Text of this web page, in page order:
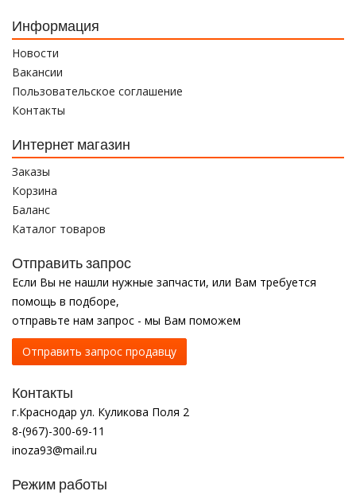
Информация
Новости
Вакансии
Пользовательское соглашение
Контакты
Интернет магазин
Заказы
Корзина
Баланс
Каталог товаров
Отправить запрос
Если Вы не нашли нужные запчасти, или Вам требуется
помощь в подборе,
отправьте нам запрос - мы Вам поможем
Отправить запрос продавцу
Контакты
г.Краснодар ул. Куликова Поля 2
8-(967)-300-69-11
inoza93@mail.ru
Режим работы